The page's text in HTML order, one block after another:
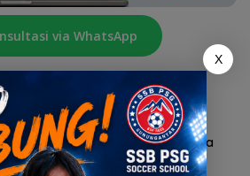
via WhatsApp
6, 2026
Karangasem I Ketut Sedana Merta
Kejari
X